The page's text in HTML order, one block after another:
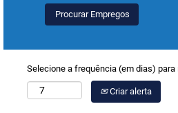
Selecione a frequência (em dias) para
Criar alerta